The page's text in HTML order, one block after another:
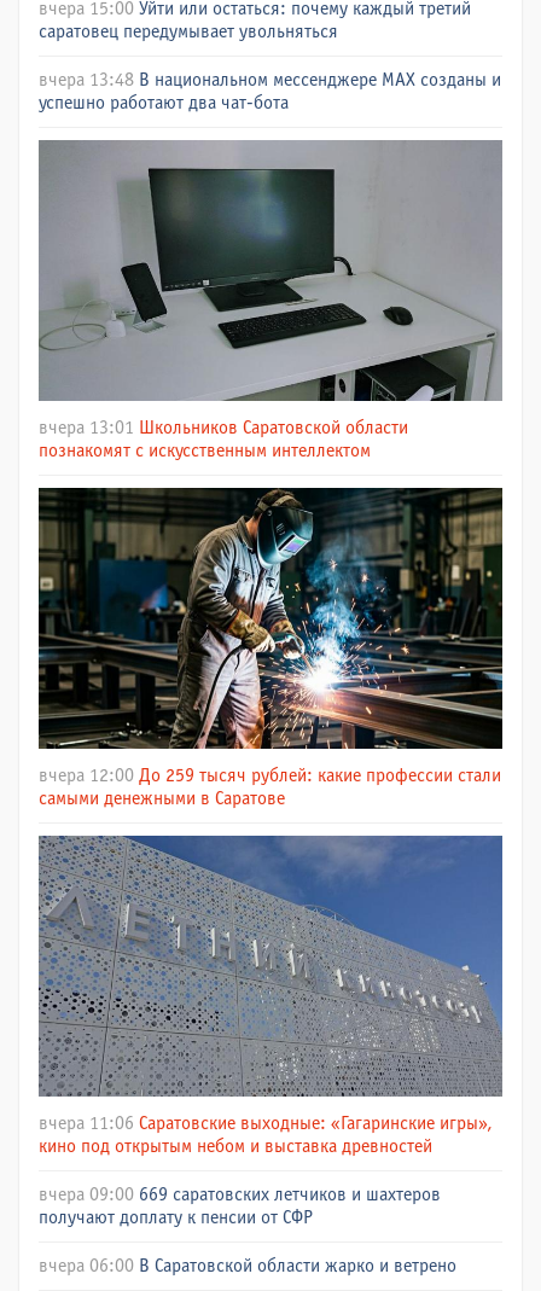
вчера 15:00 Уйти или остаться: почему каждый третий
саратовец передумывает увольняться
вчера 13:48 В национальном мессенджере МАХ созданы и
успешно работают два чат-бота
вчера 13:01
Школьников Саратовской области
познакомят с искусственным интеллектом
вчера 12:00 До 259 тысяч рублей: какие профессии стали
самыми денежными в Саратове
вчера 11:06 Саратовские выходные: «Гагаринские игры»,
кино под открытым небом и выставка древностей
вчера 09:00 669 саратовских летчиков и шахтеров
получают доплату к пенсии от СФР
вчера 06:00 В Саратовской области жарко и ветрено